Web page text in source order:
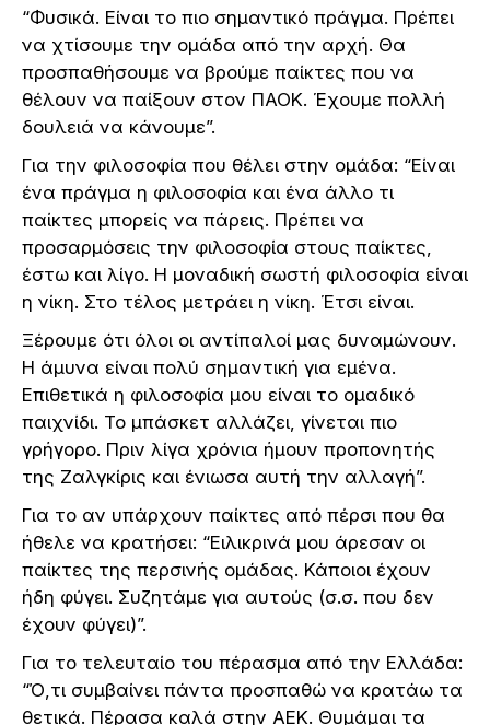
“Φυσικά. Είναι το πιο σημαντικό πράγμα. Πρέπει
να χτίσουμε την ομάδα από την αρχή. Θα
προσπαθήσουμε να βρούμε παίκτες που να
θέλουν να παίξουν στον ΠΑΟΚ. Έχουμε πολλή
δουλειά να κάνουμε”.
Για την φιλοσοφία που θέλει στην ομάδα: “Είναι
ένα πράγμα η φιλοσοφία και ένα άλλο τι
παίκτες μπορείς να πάρεις. Πρέπει να
προσαρμόσεις την φιλοσοφία στους παίκτες,
έστω και λίγο. Η μοναδική σωστή φιλοσοφία είναι
η νίκη. Στο τέλος μετράει η νίκη. Έτσι είναι.
Ξέρουμε ότι όλοι οι αντίπαλοί μας δυναμώνουν.
Η άμυνα είναι πολύ σημαντική για εμένα.
Επιθετικά η φιλοσοφία μου είναι το ομαδικό
παιχνίδι. Το μπάσκετ αλλάζει, γίνεται πιο
γρήγορο. Πριν λίγα χρόνια ήμουν προπονητής
της Ζαλγκίρις και ένιωσα αυτή την αλλαγή”.
Για το αν υπάρχουν παίκτες από πέρσι που θα
ήθελε να κρατήσει: “Ειλικρινά μου άρεσαν οι
παίκτες της περσινής ομάδας. Κάποιοι έχουν
ήδη φύγει. Συζητάμε για αυτούς (σ.σ. που δεν
έχουν φύγει)”.
Για το τελευταίο του πέρασμα από την Ελλάδα:
“Ό,τι συμβαίνει πάντα προσπαθώ να κρατάω τα
θετικά. Πέρασα καλά στην ΑΕΚ. Θυμάμαι τα